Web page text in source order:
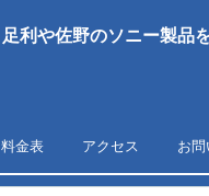
足利や佐野のソニー製品
料金表 アクセス お